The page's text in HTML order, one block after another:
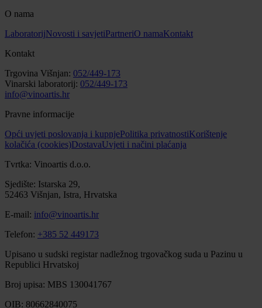
O nama
LaboratorijNovosti i savjetiPartneriO namaKontakt
Kontakt
Trgovina Višnjan: 052/449-173
Vinarski laboratorij: 052/449-173
info@vinoartis.hr
Pravne informacije
Opći uvjeti poslovanja i kupnjePolitika privatnostiKorištenje
kolačića (cookies)DostavaUvjeti i načini plaćanja
Tvrtka: Vinoartis d.o.o.
Sjedište: Istarska 29,
52463 Višnjan, Istra, Hrvatska
E-mail: info@vinoartis.hr
Telefon: +385 52 449173
Upisano u sudski registar nadležnog trgovačkog suda u Pazinu u
Republici Hrvatskoj
Broj upisa: MBS 130041767
OIB: 80662840075